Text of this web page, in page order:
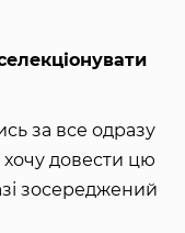
за все одразу
довести цю
зосереджений